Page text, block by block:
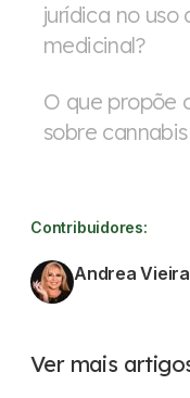
jurídica no uso
medicinal?
O que propõe
sobre
Contribuidores:
Andrea Vieira
Ver mais
Legislação